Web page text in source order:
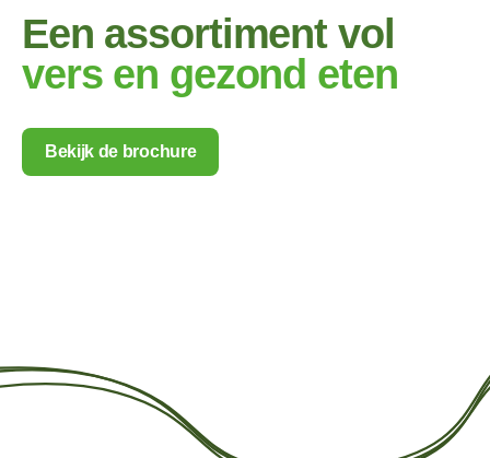
Een assortiment vol
vers en gezond eten
Bekijk de brochure